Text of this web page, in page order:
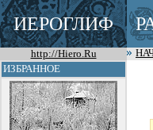
ИЕРОГЛИФ
http://Hiero.Ru
ИЗБРАННОЕ